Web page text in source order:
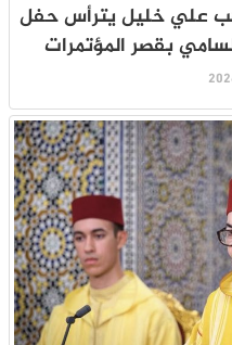
علي خليل يترأس حفل
بقصر المؤتمرات